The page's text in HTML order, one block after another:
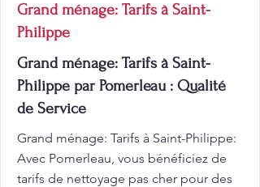
Grand ménage: Tarifs à Saint-
Philippe
Grand ménage: Tarifs à Saint-
Philippe par Pomerleau : Qualité
de Service
Grand ménage: Tarifs à Saint-Philippe:
Avec Pomerleau, vous bénéficiez de
tarifs de nettoyage pas cher pour des